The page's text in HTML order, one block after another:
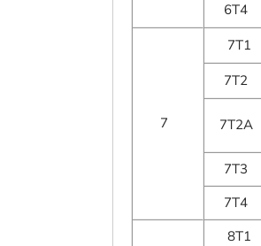
6T4
7
7T1
7T2
7T2A
7T3
7T4
8T1